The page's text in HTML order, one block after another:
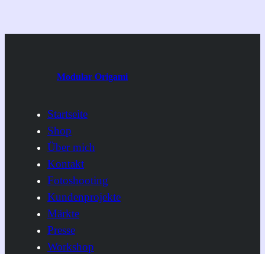
Modular Origami
Startseite
Shop
Über mich
Kontakt
Fotoshooting
Kundenprojekte
Märkte
Presse
Workshop